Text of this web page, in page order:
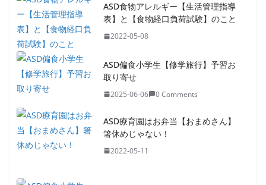
ASD食物アレルギー【生活管理指導
表】と【食物経口負荷試験】のこと
2022-05-08
ASD偏食小学生【修学旅行】予習お
取り寄せ
2025-06-06 0 Comments
ASD療育園はお弁当【おまめさん】
箸休めじゃない！
2022-05-11